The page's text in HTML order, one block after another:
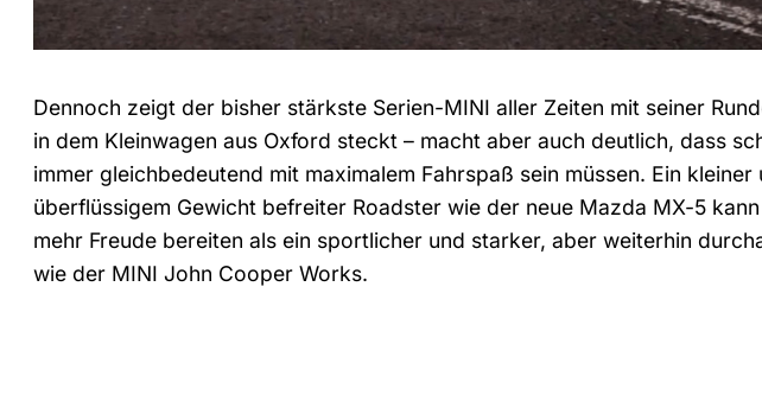
Dennoch zeigt der bisher stärkste Serien-MINI aller Zeiten mit seiner
in dem Kleinwagen aus Oxford steckt – macht aber auch deutlich, dass
immer gleichbedeutend mit maximalem Fahrspaß sein müssen. Ein
überflüssigem Gewicht befreiter Roadster wie der neue Mazda MX-5
mehr Freude bereiten als ein sportlicher und starker, aber weiterhin
wie der MINI John Cooper Works.